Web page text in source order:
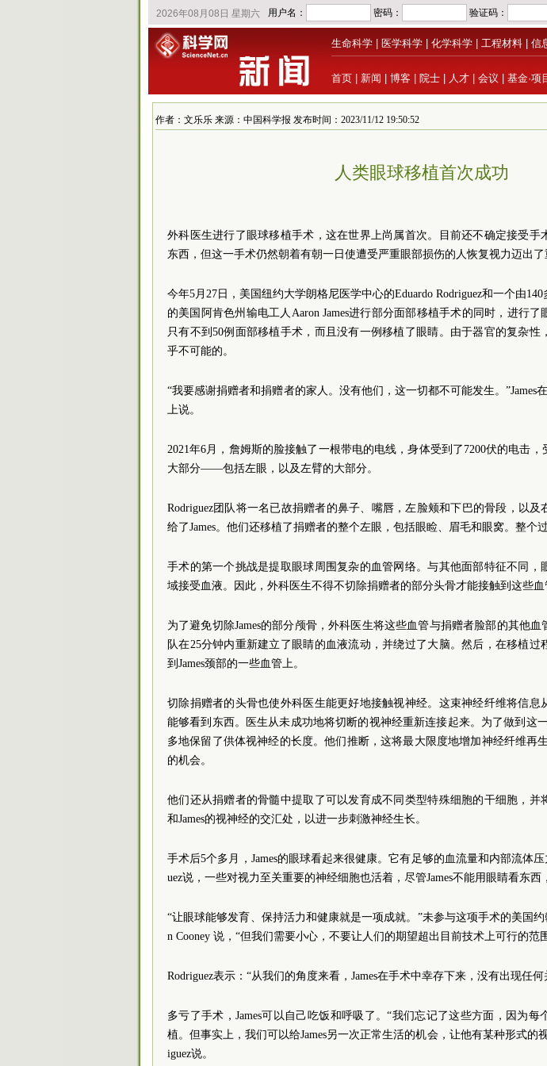
生命科学 医学科学 化学科学 工程材料 信
首页 新闻 博客 院士 人才 会议 基金·项
作者：文乐乐 来源：中国科学报 发布时间：2023/11/12 19:50:52
人类眼球移植首次成功
外科医生进行了眼球移植手术，这在世界上尚属首次。目前还不确定接受手
东西，但这一手术仍然朝着有朝一日使遭受严重眼部损伤的人恢复视力迈出了
今年5月27日，美国纽约大学朗格尼医学中心的Eduardo Rodriguez和一个由
的美国阿肯色州输电工人Aaron James进行部分面部移植手术的同时，进行了
只有不到50例面部移植手术，而且没有一例移植了眼睛。由于器官的复杂性
乎不可能的。
“我要感谢捐赠者和捐赠者的家人。没有他们，这一切都不可能发生。”James
上说。
2021年6月，詹姆斯的脸接触了一根带电的电线，身体受到了7200伏的电击
大部分——包括左眼，以及左臂的大部分。
Rodriguez团队将一名已故捐赠者的鼻子、嘴唇，左脸颊和下巴的骨段，以及
给了James。他们还移植了捐赠者的整个左眼，包括眼睑、眉毛和眼窝。整个
手术的第一个挑战是提取眼球周围复杂的血管网络。与其他面部特征不同，
域接受血液。因此，外科医生不得不切除捐赠者的部分头骨才能接触到这些血
为了避免切除James的部分颅骨，外科医生将这些血管与捐赠者脸部的其他血
队在25分钟内重新建立了眼睛的血液流动，并绕过了大脑。然后，在移植过
到James颈部的一些血管上。
切除捐赠者的头骨也使外科医生能更好地接触视神经。这束神经纤维将信息
能够看到东西。医生从未成功地将切断的视神经重新连接起来。为了做到这
多地保留了供体视神经的长度。他们推断，这将最大限度地增加神经纤维再
的机会。
他们还从捐赠者的骨髓中提取了可以发育成不同类型特殊细胞的干细胞，并
和James的视神经的交汇处，以进一步刺激神经生长。
手术后5个多月，James的眼球看起来很健康。它有足够的血流量和内部流体
uez说，一些对视力至关重要的神经细胞也活着，尽管James不能用眼睛看东西
“让眼球能够发育、保持活力和健康就是一项成就。”未参与这项手术的美国约
n Cooney 说，“但我们需要小心，不要让人们的期望超出目前技术上可行的范
Rodriguez表示：“从我们的角度来看，James在手术中幸存下来，没有出现任
多亏了手术，James可以自己吃饭和呼吸了。“我们忘记了这些方面，因为每
植。但事实上，我们可以给James另一次正常生活的机会，让他有某种形式的
iguez说。